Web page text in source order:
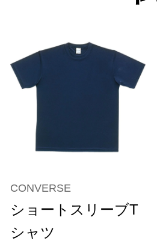
CONVERSE
ショートスリーブT
シャツ